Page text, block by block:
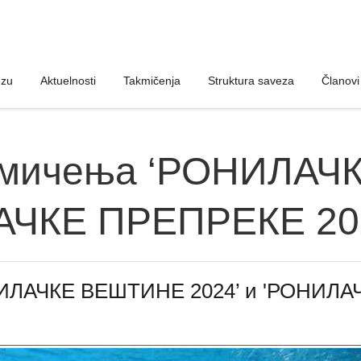
Aktuelnosti Takmičenja Struktura saveza
Aktuelnosti Takmičenja Struktura saveza
ПРЕПРЕКЕ
ВЕШТИНЕ 2024’ и